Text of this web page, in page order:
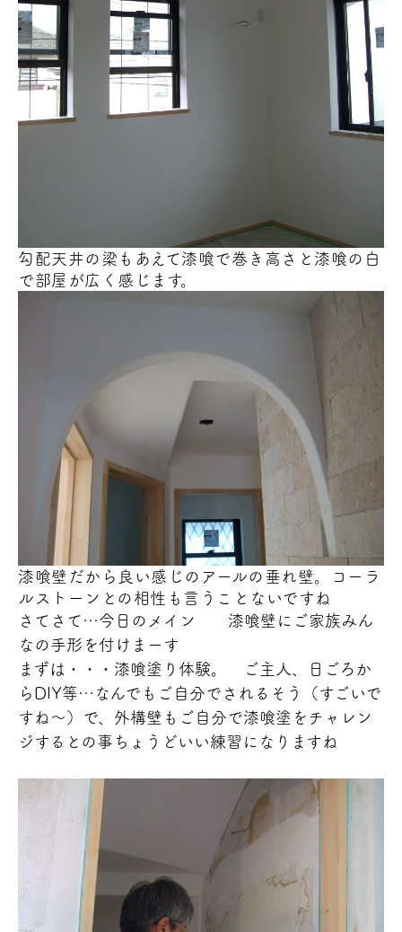
勾配天井の梁もあえて漆喰で巻き高さと漆喰の白
で部屋が広く感じます。
漆喰壁だから良い感じのアールの垂れ壁。コーラ
ルストーンとの相性も言うことないですね
さてさて…今日のメイン
漆喰壁にご家族みん
なの手形を付けまーす
まずは・・・漆喰塗り体験。 ご主人、日ごろか
らDIY等…なんでもご自分でされるそう（すごいで
すね～ ）で、外構壁もご自分で漆喰塗をチャレン
ジするとの事 ちょうどいい練習になりますね